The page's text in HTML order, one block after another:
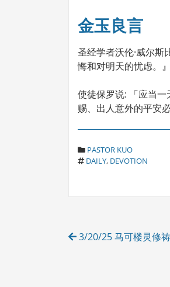
金玉良言
圣经学者沃伦·威尔
悔和对明天的忧虑。』
使徒保罗说: 「应当
赐、出人意外的平安
C
A
E
PASTOR KUO
T
DAILY, DEVOTION
Post
3/20/25 马可楼灵修